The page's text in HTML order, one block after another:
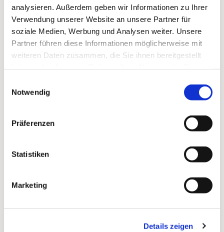
analysieren. Außerdem geben wir Informationen zu Ihrer
Verwendung unserer Website an unsere Partner für
soziale Medien, Werbung und Analysen weiter. Unsere
Partner führen diese Informationen möglicherweise mit
weiteren Daten zusammen, die Sie ihnen bereitgestellt
Notwendig
Präferenzen
Statistiken
Marketing
Details zeigen